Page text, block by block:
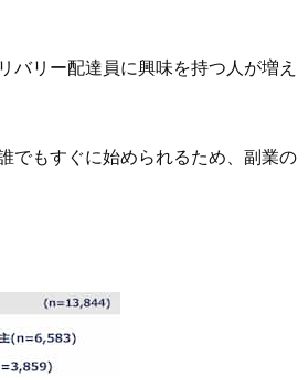
バリー配達員に興味を持つ人が増え
でもすぐに始められるため、副業の